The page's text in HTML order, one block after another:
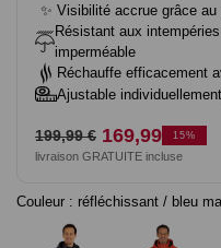
✨ Visibilité accrue grâce
Résistant aux
imperméable
Réchauffe efficacement
Ajustable
Prix
normal
199,99 €
Prix
de
vente
169,99 15%
livraison GRATUITE incluse
Couleur : réfléchissant / bleu